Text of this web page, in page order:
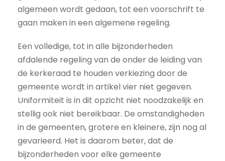
algemeen wordt gedaan, tot een voorschrift te
gaan maken in een algemene regeling.
Een volledige, tot in alle bijzonderheden
afdalende regeling van de onder de leiding van
de kerkeraad te houden verkiezing door de
gemeente wordt in artikel vier niet gegeven.
Uniformiteit is in dit opzicht niet noodzakelijk en
stellig ook niet bereikbaar. De omstandigheden
in de gemeenten, grotere en kleinere, zijn nog al
gevarieerd. Het is daarom beter, dat de
bijzonderheden voor elke gemeente